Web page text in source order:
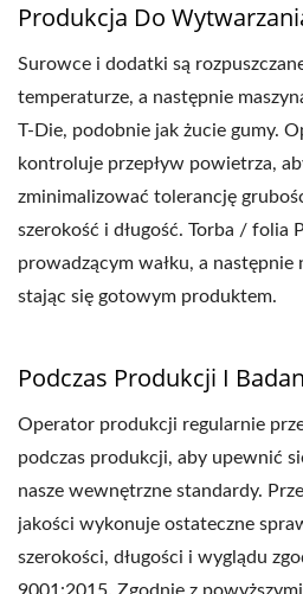
Produkcja Do
Surowce i dodatki są
temperaturze, a następnie
T-Die, podobnie jak żucie gumy.
kontroluje przepływ powietrza,
zminimalizować tolerancję
szerokość i długość. Torba / folia
prowadzącym wałku, a następnie
stając się gotowym produktem.
Podczas Produkcji I
Operator produkcji regularnie
podczas produkcji, aby upewnić
nasze wewnętrzne standardy.
jakości wykonuje ostateczne
szerokości, długości i wyglądu